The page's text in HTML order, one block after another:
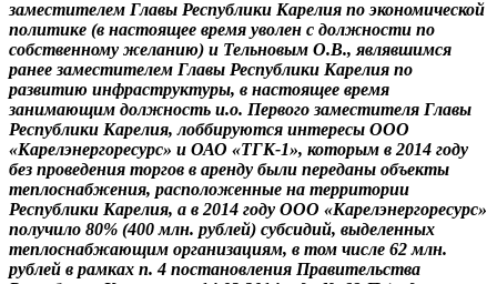
заместителем Главы Республики Карелия по экономической
политике (в настоящее время уволен с должности по
собственному желанию) и Тельновым О.В., являвшимся
ранее заместителем Главы Республики Карелия по
развитию инфраструктуры, в настоящее время
занимающим должность и.о. Первого заместителя Главы
Республики Карелия, лоббируются интересы ООО
«Карелэнергоресурс» и ОАО «ТГК-1», которым в 2014 году
без проведения торгов в аренду были переданы объекты
теплоснабжения, расположенные на территории
Республики Карелия, а в 2014 году ООО «Карелэнергоресурс»
получило 80% (400 млн. рублей) субсидий, выделенных
теплоснабжающим организациям, в том числе 62 млн.
рублей в рамках п. 4 постановления Правительства